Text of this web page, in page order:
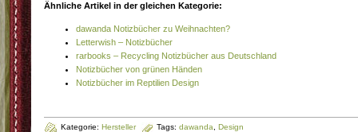
Ähnliche Artikel in der gleichen Kategorie:
dawanda Notizbücher zu Weihnachten?
Letterwish – Notizbücher
rarbooks – Recycling Notizbücher aus Deutschland
Notizbücher von grünen Händen
Notizbücher im Reptilien Design
Kategorie: Hersteller Tags: dawanda Design